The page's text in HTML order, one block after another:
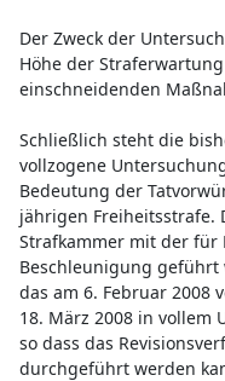
Der Zweck der
Höhe der
einschneidenden
Schließlich steht die
vollzogene
Bedeutung der
jährigen Freiheitsstrafe.
Strafkammer mit der für
Beschleunigung geführt
das am 6. Februar 2008
18. März 2008 in vollem
so dass das
durchgeführt werden